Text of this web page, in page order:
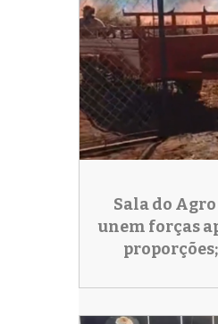
Sala do
unem forças